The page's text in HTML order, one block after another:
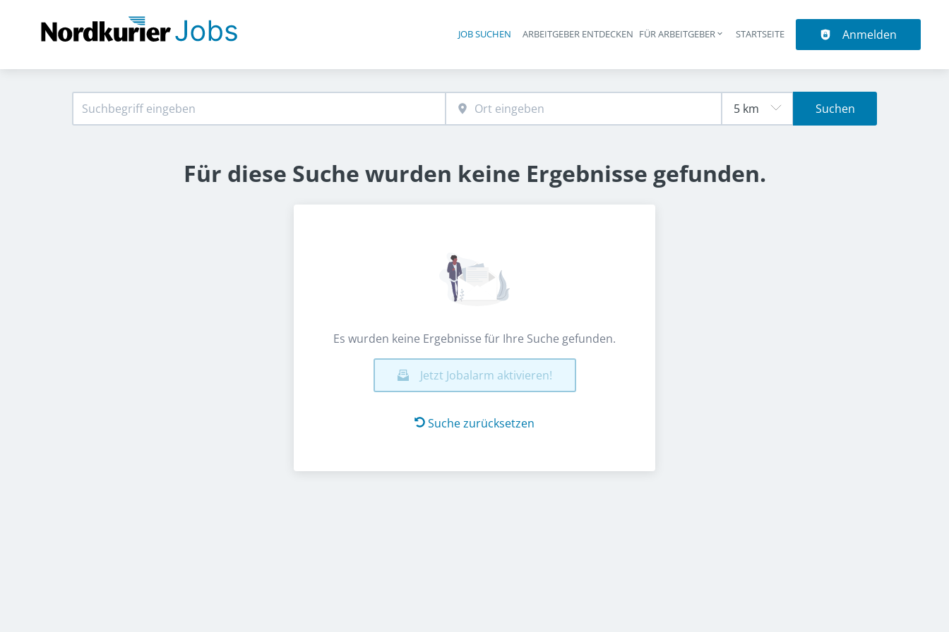
Haupt-Navigation
JOB SUCHEN ARBEITGEBER ENTDECKEN FÜR ARBEITGEBER STARTSEITE Anmelden
Suchen
Für diese Suche wurden keine Ergebnisse gefunden.
Es wurden keine Ergebnisse für Ihre Suche gefunden.
Jetzt Jobalarm aktivieren!
Suche zurücksetzen